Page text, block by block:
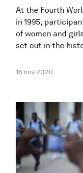
At the Fourth
in 1995,
of women and
set out in the
16 nov 2020